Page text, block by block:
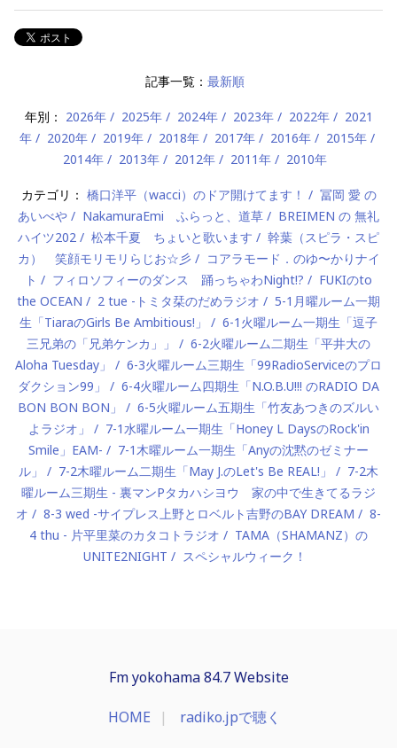
記事一覧： 最新順
年別： 2026年 2025年 2024年 2023年 2022年
2021
年
2020年 2019年 2018年 2017年 2016年
2015年
2014年
2013年 2012年 2011年 2010年
カテゴリ： 橋口洋平（wacci）のドア開けてます！
冨岡 愛 の
あいべや
NakamuraEmi ふらっと、道草
BREIMEN の 無礼
ハイツ202
松本千夏 ちょいと歌います
幹葉（スピラ・スピ
カ） 笑顔モリモリらじお☆彡
コアラモード．のゆ〜かりナイ
ト
フィロソフィーのダンス 踊っちゃわNight!?
FUKIのto
the OCEAN
2 tue -トミタ栞のだめラジオ
5-1月曜ルーム一期
生「TiaraのGirls Be Ambitious!」
6-1火曜ルーム一期生「逗子
三兄弟の「兄弟ケンカ」」
6-2火曜ルーム二期生「平井大の
Aloha Tuesday」
6-3火曜ルーム三期生「99RadioServiceのプロ
ダクション99」
6-4火曜ルーム四期生「N.O.B.U!!! のRADIO DA
BON BON BON」
6-5火曜ルーム五期生「竹友あつきのズルい
よラジオ」
7-1水曜ルーム一期生「Honey L DaysのRock'in
Smile」EAM-
7-1木曜ルーム一期生「Anyの沈黙のゼミナー
ル」
7-2木曜ルーム二期生「May J.のLet's Be REAL!」
7-2木
曜ルーム三期生 - 裏マンPタカハシヨウ 家の中で生きてるラジ
オ
8-3 wed -サイプレス上野とロベルト吉野のBAY DREAM
8-
4 thu - 片平里菜のカタコトラジオ
TAMA（SHAMANZ）の
UNITE2NIGHT
スペシャルウィーク！
Fm yokohama 84.7 Website
HOME radiko.jpで聴く